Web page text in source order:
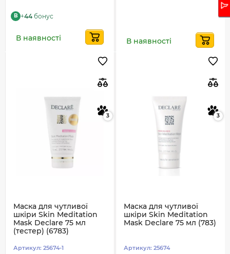
B +44 бонус
В наявності В наявності
3
Маска для чутливої
шкіри Skin Meditation
Mask Declare 75 мл
(тестер) (6783)
Артикул: 25674-1
3
Маска для чутливої
шкіри Skin Meditation
Mask Declare 75 мл (783)
Артикул: 25674